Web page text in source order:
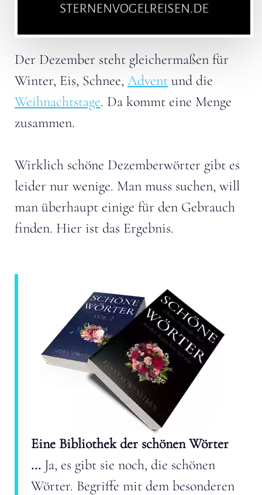
Der Dezember steht gleichermaßen für
Winter, Eis, Schnee, Advent und die
Weihnachtstage. Da kommt eine Menge
zusammen.
Wirklich schöne Dezemberwörter gibt es
leider nur wenige. Man muss suchen, will
man überhaupt einige für den Gebrauch
finden. Hier ist das Ergebnis.
Eine Bibliothek der schönen Wörter
... Ja, es gibt sie noch, die schönen
Wörter. Begriffe mit dem besonderen